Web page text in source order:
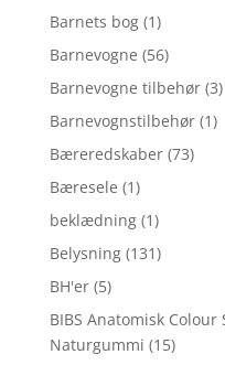
Barnets bog (1)
Barnevogne (56)
Barnevogne tilbehør (3)
Barnevognstilbehør (1)
Bæreredskaber (73)
Bæresele (1)
beklædning (1)
Belysning (131)
BH'er (5)
BIBS Anatomisk Colour
Naturgummi (15)